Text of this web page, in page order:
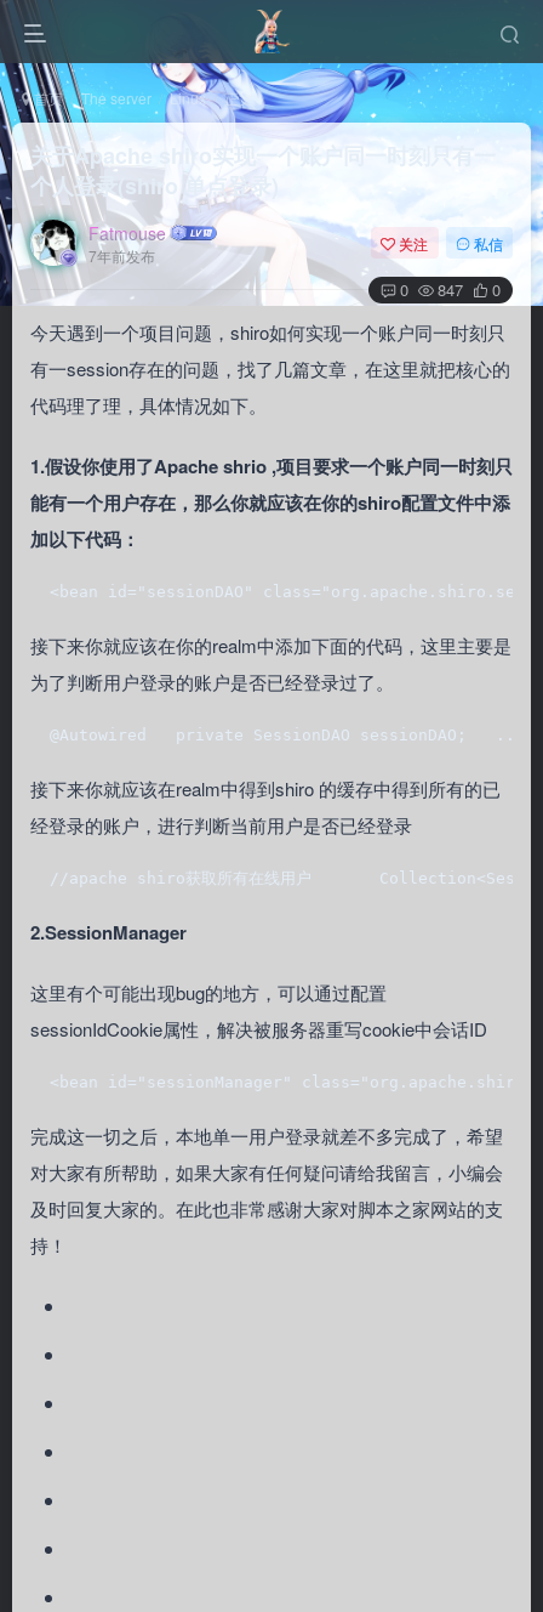
首页 The server Linux 正文
关于Apache shiro实现一个账户同一时刻只有一
个人登录(shiro 单点登录)
Fatmouse
7年前发布
关注 私信
0 847 0
今天遇到一个项目问题，shiro如何实现一个账户同一时刻只
有一session存在的问题，找了几篇文章，在这里就把核心的
代码理了理，具体情况如下。
1.假设你使用了Apache shrio ,项目要求一个账户同一时刻只
能有一个用户存在，那么你就应该在你的shiro配置文件中添
加以下代码：
<bean id="sessionDAO"
接下来你就应该在你的realm中添加下面的代码，这里主要是
为了判断用户登录的账户是否已经登录过了。
@Autowired   private SessionDAO sessionDAO;
接下来你就应该在realm中得到shiro 的缓存中得到所有的已
经登录的账户，进行判断当前用户是否已经登录
//apache shiro获取所有在线用户
2.SessionManager
这里有个可能出现bug的地方，可以通过配置
sessionIdCookie属性，解决被服务器重写cookie中会话ID
<bean id="sessionManager"
完成这一切之后，本地单一用户登录就差不多完成了，希望
对大家有所帮助，如果大家有任何疑问请给我留言，小编会
及时回复大家的。在此也非常感谢大家对脚本之家网站的支
持！